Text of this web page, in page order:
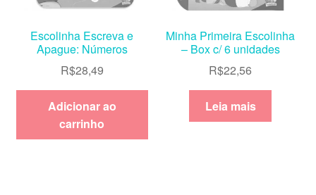
Escolinha Escreva e
Apague: Números
R$28,49
Adicionar ao
carrinho
Minha Primeira Escolinha
– Box c/ 6 unidades
R$22,56
Leia mais